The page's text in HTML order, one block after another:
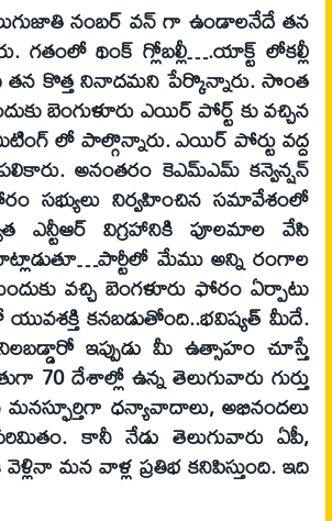
నంబర్‌ వన్‌ గా ఉండాలనేదే తన
గతంలో థింక్‌ గ్లోబల్లీ….యాక్ట్‌ లోకల్లీ
తన కొత్త నినాదమని పేర్కొన్నారు. సొంత
బెంగుళూరు ఎయిర్‌ పోర్ట్‌ కు వచ్చిన
లో పాల్గొన్నారు. ఎయిర్‌ పోర్టు వద్ద
అనంతరం కెఎమ్‌ఎమ్‌ కన్వెన్షన్‌
సభ్యులు నిర్వహించిన సమావేశంలో
ఎన్టీఆర్‌ విగ్రహానికి పూలమాల వేసి
మేము అన్ని రంగాల
వచ్చి బెంగళూరు ఫోరం ఏర్పాటు
యువశక్తి కనబడుతోంది..భవిష్యత్‌ మీదే.
ఇప్పుడు మీ ఉత్సాహం చూస్తే
70 దేశాల్లో ఉన్న తెలుగువారు గుర్తు
మనస్ఫూర్తిగా ధన్యావాదాలు, అభినందలు
కానీ నేడు తెలుగువారు ఏపీ,
మన వాళ్ల ప్రతిభ కనిపిస్తుంది. ఇది